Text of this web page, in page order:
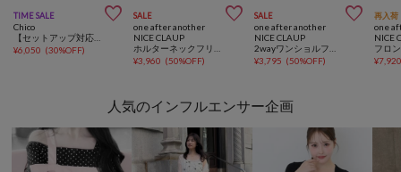
TIME SALE 
Chico
¥6,050 (30%OFF)
SALE 
one after another
NICE CLAUP
¥3,960 (50%OFF)
SALE 
one after another
NICE CLAUP
¥3,795 (50%OFF)
再入荷
one
NICE
¥
人気のインフルエンサー企画